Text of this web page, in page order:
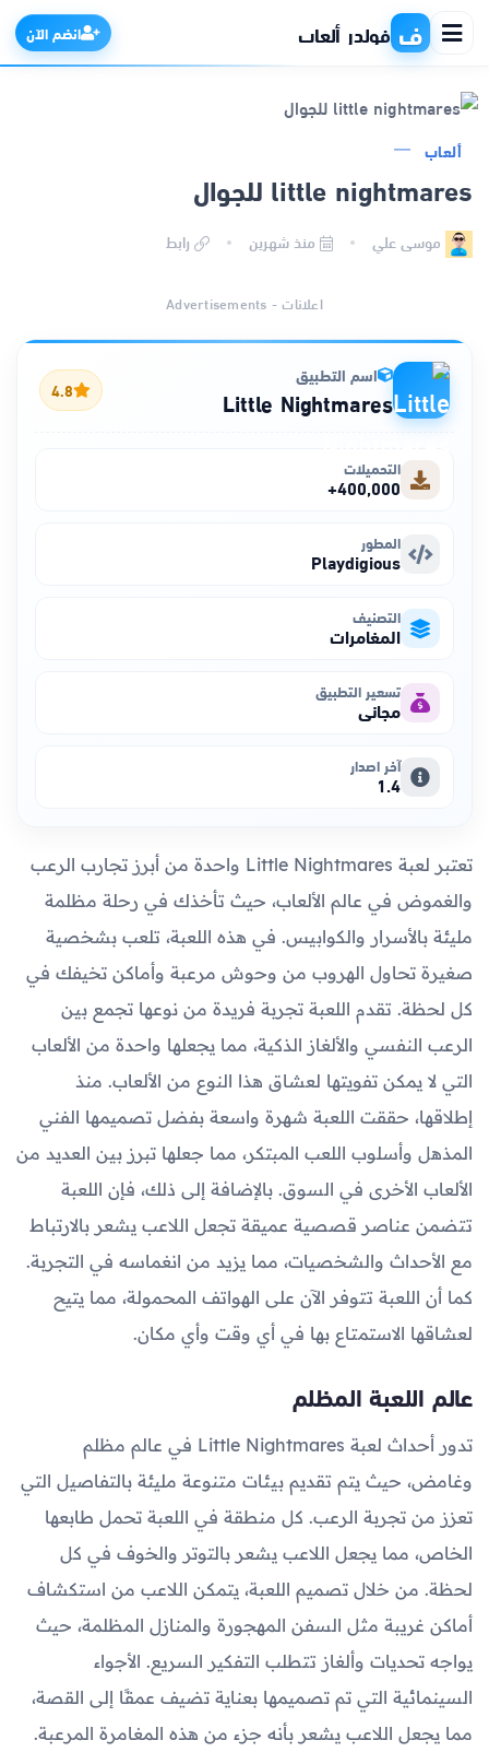
ف فولدر ألعاب انضم الآن
التطبيقات
مواقع
ذكاء اصطناعي
ألعاب
little nightmares للجوال
موسى علي منذ شهرين رابط
اعلانات - Advertisements
اسم التطبيق
Little Nightmares
4.8
التحميلات
400,000+
المطور
Playdigious
التصنيف
المغامرات
تسعير التطبيق
مجاني
آخر اصدار
1.4
تعتبر لعبة Little Nightmares واحدة من أبرز تجارب الرعب
والغموض في عالم الألعاب، حيث تأخذك في رحلة مظلمة
مليئة بالأسرار والكوابيس. في هذه اللعبة، تلعب بشخصية
صغيرة تحاول الهروب من وحوش مرعبة وأماكن تخيفك في
كل لحظة. تقدم اللعبة تجربة فريدة من نوعها تجمع بين
الرعب النفسي والألغاز الذكية، مما يجعلها واحدة من الألعاب
التي لا يمكن تفويتها لعشاق هذا النوع من الألعاب. منذ
إطلاقها، حققت اللعبة شهرة واسعة بفضل تصميمها الفني
المذهل وأسلوب اللعب المبتكر، مما جعلها تبرز بين العديد من
الألعاب الأخرى في السوق. بالإضافة إلى ذلك، فإن اللعبة
تتضمن عناصر قصصية عميقة تجعل اللاعب يشعر بالارتباط
مع الأحداث والشخصيات، مما يزيد من انغماسه في التجربة.
كما أن اللعبة تتوفر الآن على الهواتف المحمولة، مما يتيح
لعشاقها الاستمتاع بها في أي وقت وأي مكان.
عالم اللعبة المظلم
تدور أحداث لعبة Little Nightmares في عالم مظلم
وغامض، حيث يتم تقديم بيئات متنوعة مليئة بالتفاصيل التي
تعزز من تجربة الرعب. كل منطقة في اللعبة تحمل طابعها
الخاص، مما يجعل اللاعب يشعر بالتوتر والخوف في كل
لحظة. من خلال تصميم اللعبة، يتمكن اللاعب من استكشاف
أماكن غريبة مثل السفن المهجورة والمنازل المظلمة، حيث
يواجه تحديات وألغاز تتطلب التفكير السريع. الأجواء
السينمائية التي تم تصميمها بعناية تضيف عمقًا إلى القصة،
مما يجعل اللاعب يشعر بأنه جزء من هذه المغامرة المرعبة.